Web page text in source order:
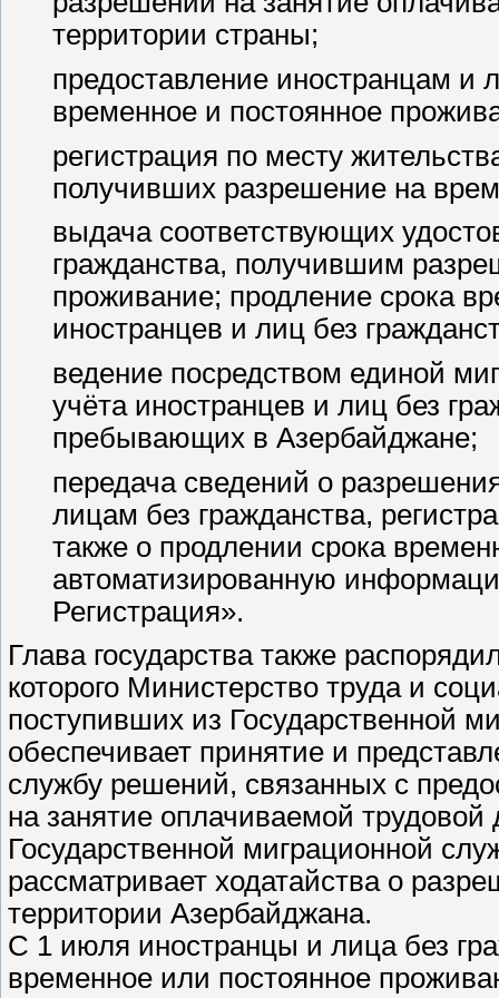
территории страны;
предоставление иностранцам и
временное и постоянное
регистрация по месту
получивших разрешение на
выдача соответствующих
гражданства, получившим
проживание; продление срока
иностранцев и лиц без
ведение посредством единой
учёта иностранцев и лиц без
пребывающих в Азербайджане;
передача сведений о
лицам без гражданства,
также о продлении срока
автоматизированную
Регистрация».
Глава государства также
которого Министерство труда и
поступивших из Государственной
обеспечивает принятие и
службу решений, связанных с
на занятие оплачиваемой
Государственной миграционной
рассматривает ходатайства о
территории Азербайджана.
С 1 июля иностранцы и лица без
временное или постоянное